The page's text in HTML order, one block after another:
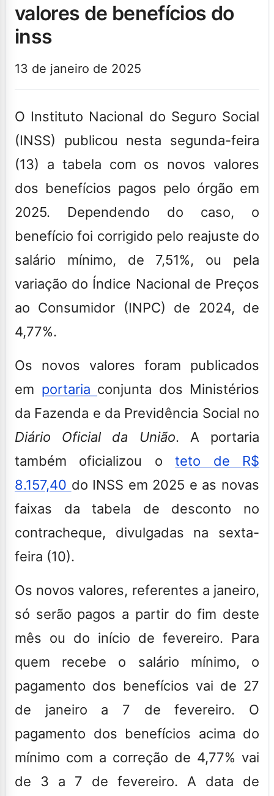
valores de benefícios do
inss
13 de janeiro de 2025
O Instituto Nacional do Seguro Social
(INSS) publicou nesta segunda-feira
(13) a tabela com os novos valores
dos benefícios pagos pelo órgão em
2025. Dependendo do caso, o
benefício foi corrigido pelo reajuste do
salário mínimo, de 7,51%, ou pela
variação do Índice Nacional de Preços
ao Consumidor (INPC) de 2024, de
4,77%.
Os novos valores foram publicados
em portaria conjunta dos Ministérios
da Fazenda e da Previdência Social no
Diário Oficial da União. A portaria
também oficializou oteto de R$
8.157,40 do INSS em 2025 e as novas
faixas da tabela de desconto no
contracheque, divulgadas na sexta-
feira (10).
Os novos valores, referentes a janeiro,
só serão pagos a partir do fim deste
mês ou do início de fevereiro. Para
quem recebe o salário mínimo, o
pagamento dos benefícios vai de 27
de janeiro a 7 de fevereiro. O
pagamento dos benefícios acima do
mínimo com a correção de 4,77% vai
de 3 a 7 de fevereiro. A data de